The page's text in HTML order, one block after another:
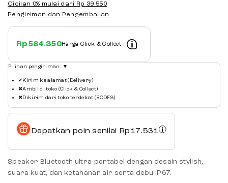
Cicilan 0% mulai dari Rp 39.550
Pengiriman dan Pengembalian
Harga Click & Collect
Rp584.350
Pilihan pengiriman: ▼
✔ Kirim ke alamat (Delivery)
✖Ambil di toko (Click & Collect)
✖ Dikirim dari toko terdekat (BODFS)
Dapatkan poin senilai Rp17.531
Speaker Bluetooth ultra-portabel dengan desain stylish,
suara kuat, dan ketahanan air serta debu IP67.